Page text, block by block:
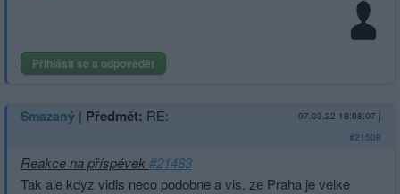
Přihlásit se a odpovědět
Smazaný | Předmět: RE: 07.03.22 18:08:07 |
#21508
Reakce na příspěvek#21483
Tak ale kdyz vidis neco podobne a vis, ze Praha je velke